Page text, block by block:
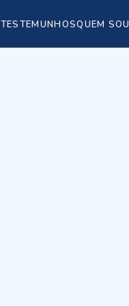
TESTEMUNHOSQUEM SOU